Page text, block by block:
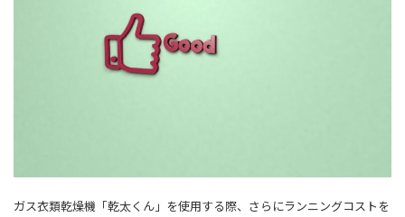
ガス衣類乾燥機「乾太くん」を使用する際、さらにランニングコストを